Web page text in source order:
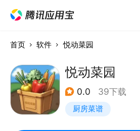
首页 软件 悦动菜园
悦动菜园
0.0 39下载
厨房菜谱